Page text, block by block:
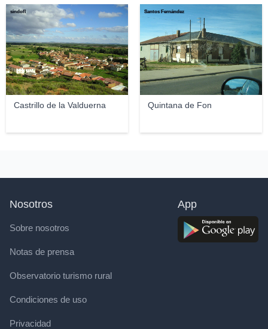
Castrillo de la Valduerna
sindofl
Quintana de Fon
Santos Fernández
Nosotros
Sobre nosotros
Notas de prensa
Observatorio turismo rural
Condiciones de uso
Privacidad
App